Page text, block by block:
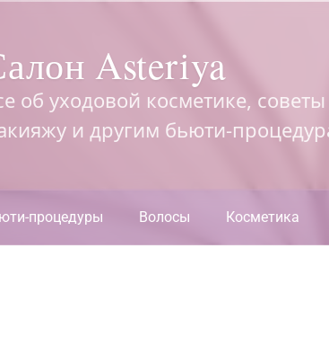
Asteriya
об уходовой косметике,
и другим бьюти-
процедуры Волосы Косметика